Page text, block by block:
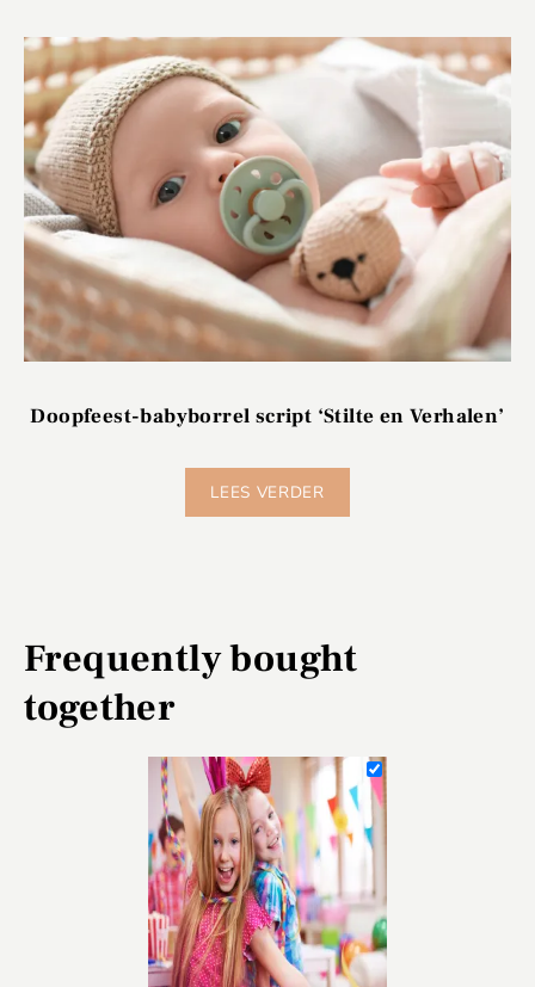
Doopfeest-babyborrel script ‘Stilte en Verhalen’
LEES VERDER
Frequently bought
together